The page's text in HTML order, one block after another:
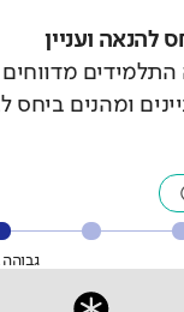
להנאה ועניין
התלמידים
ומהנים ביחס